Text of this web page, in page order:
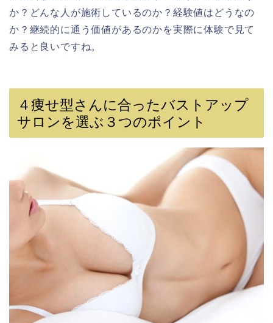
か？どんな人が施術しているのか？経験値はどうなの
か？継続的に通う価値があるのかを実際に体験で見て
みると良いですね。
４痩せ型さんに合ったバストアップ
サロンを選ぶ３つのポイント